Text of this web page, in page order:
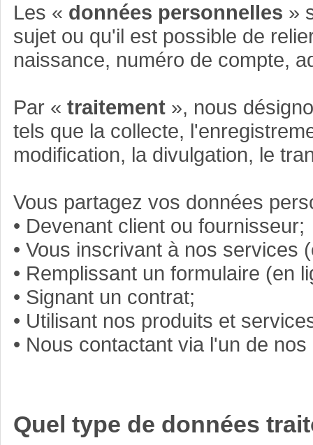
Les « données personnelles »
sujet ou qu'il est possible de
naissance, numéro de compte,
Par « traitement », nous
tels que la collecte,
modification, la divulgation, le
Vous partagez vos données
• Devenant client ou fournisseur;
• Vous inscrivant à nos services
• Remplissant un formulaire (en
• Signant un contrat;
• Utilisant nos produits et
• Nous contactant via l'un de
Quel type de données